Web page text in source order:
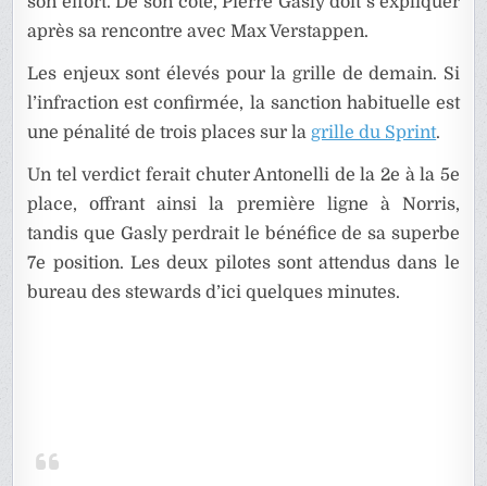
après sa rencontre avec Max Verstappen.
Les enjeux sont élevés pour la grille de demain. Si
l’infraction est confirmée, la sanction habituelle est
une pénalité de trois places sur la grille du Sprint.
Un tel verdict ferait chuter Antonelli de la 2e à la 5e
place, offrant ainsi la première ligne à Norris,
tandis que Gasly perdrait le bénéfice de sa superbe
7e position. Les deux pilotes sont attendus dans le
bureau des stewards d’ici quelques minutes.